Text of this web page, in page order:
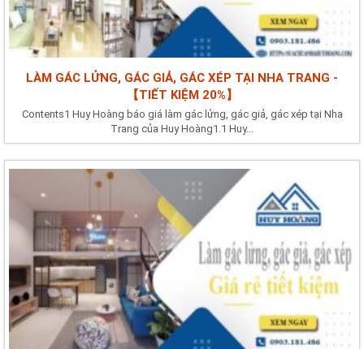
LÀM GÁC LỬNG, GÁC GIẢ, GÁC XÉP TẠI NHA TRANG -
【TIẾT KIỆM 20%】
Contents1 Huy Hoàng báo giá làm gác lửng, gác giả, gác xép tại Nha
Trang của Huy Hoàng1.1 Huy...